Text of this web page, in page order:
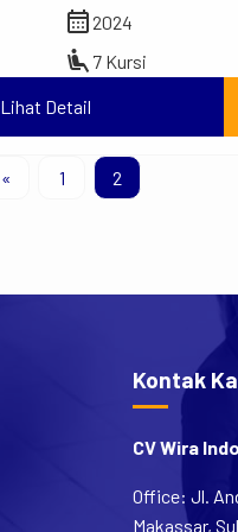
calendar_month2024
airline_seat_recline_extra 7 Kursi
Lihat Detail
« 1 2
Kontak
CV Wira
Office: Jl.
Makassar,